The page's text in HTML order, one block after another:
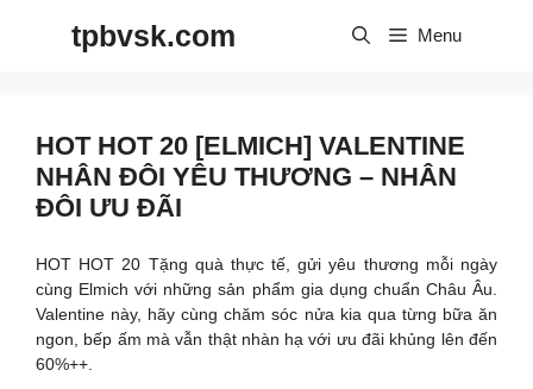
tpbvsk.com Menu
HOT HOT 20 [ELMICH] VALENTINE
NHÂN ĐÔI YÊU THƯƠNG – NHÂN
ĐÔI ƯU ĐÃI
HOT HOT 20 Tặng quà thực tế, gửi yêu thương mỗi ngày
cùng Elmich với những sản phẩm gia dụng chuẩn Châu Âu.
Valentine này, hãy cùng chăm sóc nửa kia qua từng bữa ăn
ngon, bếp ấm mà vẫn thật nhàn hạ với ưu đãi khủng lên đến
60%++.